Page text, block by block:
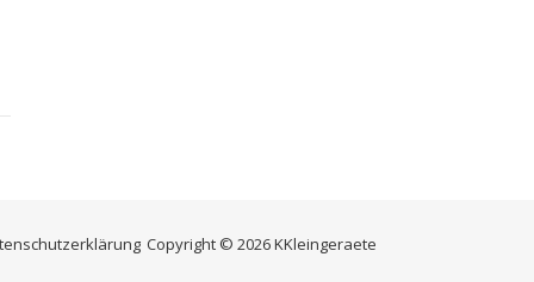
Copyright © 2026KKleingeraete